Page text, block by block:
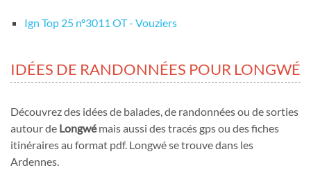
Ign Top 25 nº3011 OT - Vouziers
IDÉES DE RANDONNÉES POUR LONGWÉ
Découvrez des idées de balades, de randonnées ou de sorties
autour de Longwémais aussi des tracés gps ou des fiches
itinéraires au format pdf. Longwé se trouve dans les
Ardennes.